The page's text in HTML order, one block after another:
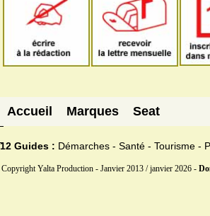
Accueil Marques Seat
12 Guides : Démarches - Santé - Tourisme -
Copyright Yalta Production - Janvier 2013 / janvier 2026 -